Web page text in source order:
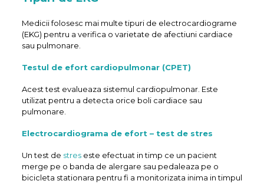
Medicii folosesc mai multe tipuri de electrocardiograme
(EKG) pentru a verifica o varietate de afectiuni cardiace
sau pulmonare.
Testul de efort cardiopulmonar (CPET)
Acest test evalueaza sistemul cardiopulmonar. Este
utilizat pentru a detecta orice boli cardiace sau
pulmonare.
Electrocardiograma de efort– test de stres
Un test de streseste efectuat in timp ce un pacient
merge pe o banda de alergare sau pedaleaza pe o
bicicleta stationara pentru fi a monitorizata inima in timpul